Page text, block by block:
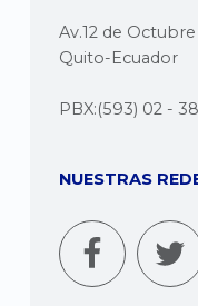
Av.12 de
Quito-Ecuador
PBX:(593) 02 -
NUESTRAS